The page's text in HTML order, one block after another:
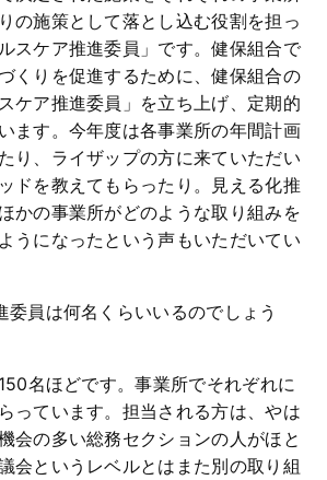
の施策として落とし込む役割を担っ
スケア推進委員」です。健保組合で
くりを促進するために、健保組合の
ケア推進委員」を立ち上げ、定期的
ます。今年度は各事業所の年間計画
り、ライザップの方に来ていただい
ドを教えてもらったり。見える化推
かの事業所がどのような取り組みを
うになったという声もいただいてい
員は何名くらいいるのでしょう
名ほどです。事業所でそれぞれに
っています。担当される方は、やは
会の多い総務セクションの人がほと
会というレベルとはまた別の取り組